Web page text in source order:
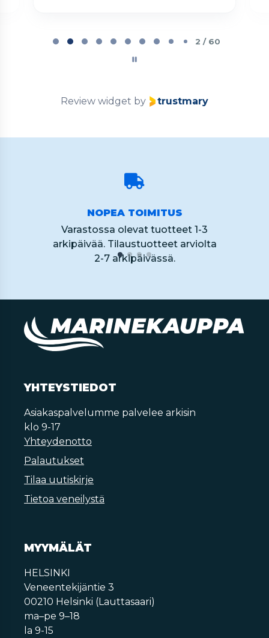
2 / 60
Review widget by trustmary
NOPEA TOIMITUS
Varastossa olevat tuotteet 1-3
arkipäivää. Tilaustuotteet arviolta
2-7 arkipäivässä.
YHTEYSTIEDOT
Asiakaspalvelumme palvelee arkisin
klo 9-17
Yhteydenotto
Palautukset
Tilaa uutiskirje
Tietoa veneilystä
MYYMÄLÄT
HELSINKI
Veneentekijäntie 3
00210 Helsinki (Lauttasaari)
ma–pe 9–18
la 9-15